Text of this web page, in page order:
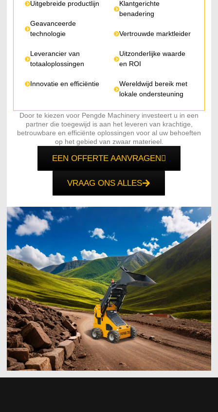
Uitgebreide productlijn
Geavanceerde
technologie
Leverancier van
totaaloplossingen
Innovatie en efficiëntie
Klantgerichte
benadering
Vertrouwde marktleider
Uitzonderlijke waarde
en ROI
Wereldwijd bereik met
lokale ondersteuning
Door te kiezen voor Pengde Machinery investeert u in een
partner die toegewijd is aan het leveren van krachtige,
betrouwbare en efficiënte oplossingen voor al uw behoeften
op het gebied van zwaar materieel.
EEN OFFERTE AANVRAGEN
VRAAG ONS ALLES